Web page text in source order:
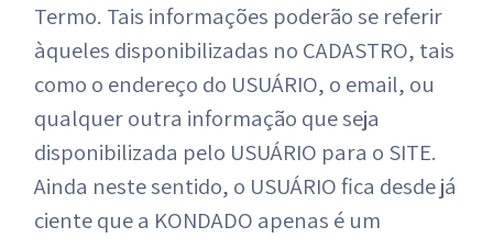
Termo. Tais informações poderão se referir
àqueles disponibilizadas no CADASTRO, tais
como o endereço do USUÁRIO, o email, ou
qualquer outra informação que seja
disponibilizada pelo USUÁRIO para o SITE.
Ainda neste sentido, o USUÁRIO fica desde já
ciente que a KONDADO apenas é um